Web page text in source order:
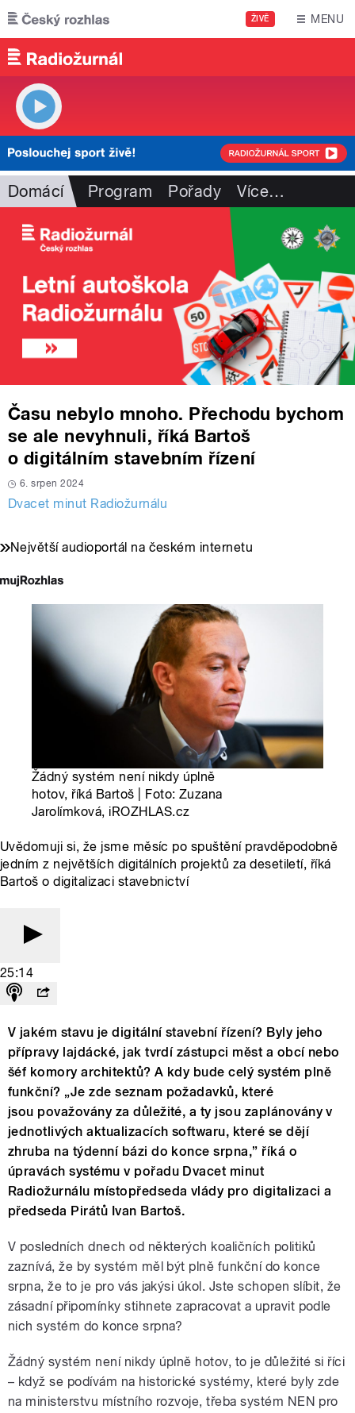
Přejít k hlavnímu obsahu
ŽIVĚ MENU
Domácí Program Pořady Více…
Času nebylo mnoho. Přechodu bychom
se ale nevyhnuli, říká Bartoš
o digitálním stavebním řízení
6. srpen 2024
Dvacet minut Radiožurnálu
Největší audioportál na českém internetu
Žádný systém není nikdy úplně
hotov, říká Bartoš | Foto: Zuzana
Jarolímková, iROZHLAS.cz
Uvědomuji si, že jsme měsíc po spuštění pravděpodobně
jedním z největších digitálních projektů za desetiletí, říká
Bartoš o digitalizaci stavebnictví
25:14
V jakém stavu je digitální stavební řízení? Byly jeho
přípravy lajdácké, jak tvrdí zástupci měst a obcí nebo
šéf komory architektů? A kdy bude celý systém plně
funkční? „Je zde seznam požadavků, které
jsou považovány za důležité, a ty jsou zaplánovány v
jednotlivých aktualizacích softwaru, které se dějí
zhruba na týdenní bázi do konce srpna,” říká o
úpravách systému v pořadu Dvacet minut
Radiožurnálu místopředseda vlády pro digitalizaci a
předseda Pirátů Ivan Bartoš.
V posledních dnech od některých koaličních politiků
zaznívá, že by systém měl být plně funkční do konce
srpna, že to je pro vás jakýsi úkol. Jste schopen slíbit, že
zásadní připomínky stihnete zapracovat a upravit podle
nich systém do konce srpna?
Žádný systém není nikdy úplně hotov, to je důležité si říci
– když se podívám na historické systémy, které byly zde
na ministerstvu místního rozvoje, třeba systém NEN pro